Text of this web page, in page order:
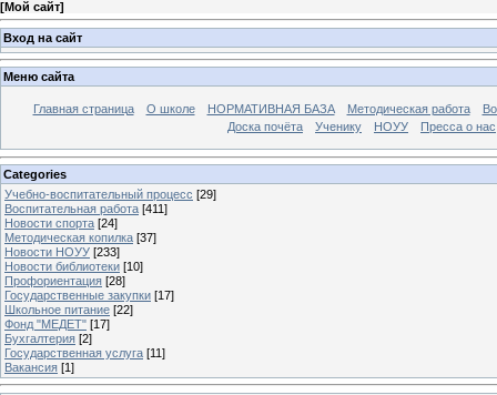
[Мой сайт]
Вход на сайт
Меню сайта
Главная страница О школе НОРМАТИВНАЯ БАЗА Методическая работа
Доска почёта
Ученику НОУУ Пресса о нас
Categories
Учебно-воспитательный процесс [29]
Воспитательная работа [411]
Новости спорта [24]
Методическая копилка [37]
Новости НОУУ [233]
Новости библиотеки [10]
Профориентация [28]
Государственные закупки [17]
Школьное питание [22]
Фонд "МЕДЕТ" [17]
Бухгалтерия [2]
Государственная услуга [11]
Вакансия [1]